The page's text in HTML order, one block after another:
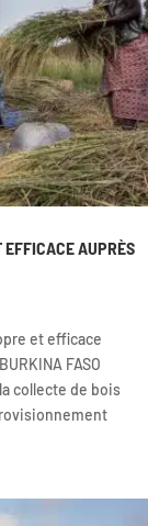
EFFICACE AUPRÈS
et efficace
FASO
collecte de bois